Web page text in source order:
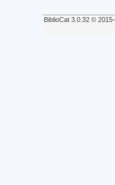
BiblioCat 3.0.32 ©